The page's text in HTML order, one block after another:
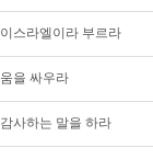
스라엘이라 부르라
을 싸우라
사하는 말을 하라